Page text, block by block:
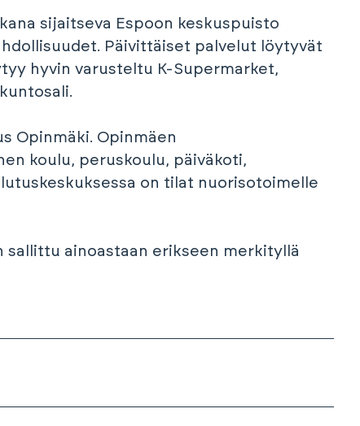
sijaitseva Espoon keskuspuisto
Päivittäiset palvelut löytyvät
hyvin varusteltu K-Supermarket,
Opinmäki. Opinmäen
koulu, peruskoulu, päiväkoti,
on tilat nuorisotoimelle
sallittu ainoastaan erikseen merkityllä